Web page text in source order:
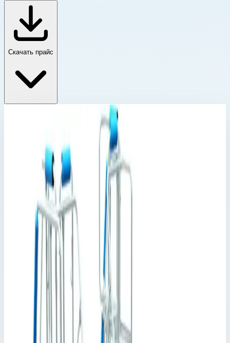
Скачать прайс
Лестницы для обслуживания транспорта
Промышленные лестницы и вышки
Лестницы для обслуживания транспорта
Лестницы для обслуживания транспорта
Базовый модуль платформы для удаления льда Zarges
вынос 9191 мм 43025
Лестницы для обслуживания транспорта
Базовый модуль платформы для
удаления льда Zarges вынос 9191 мм
43025
Производитель: Zarges; Артикул: 43025; Общая высота: 3000
мм; Длина площадки: 6000 мм; Макс. нагрузка: 300 кг
Лестницы для обслуживания транспорта